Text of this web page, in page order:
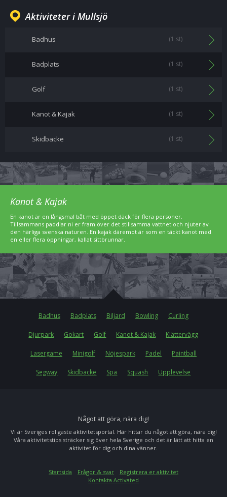
Aktiviteter i Mullsjö
Badhus (1 st)
Badplats (1 st)
Golf (1 st)
Kanot & Kajak (1 st)
Skidbacke (1 st)
Kanot & Kajak
En kanot är en långsmal båt med öppet däck för flera personer.
Tillsammans paddlar ni er fram över det stillsamma vattnet och njuter av
den härliga svenska naturen. En kajak däremot är som en täckt kanot med
en eller flera öppningar, kallat sittbrunnar.
Badhus Badplats Biljard Bowling Curling
Djurpark Gokart Golf Kanot & Kajak Klättervägg
Lasergame Minigolf Nöjespark Padel Paintball
Segway Skidbacke Spa Squash Upplevelse
Något att göra, nära dig!
Vi är Sveriges roligaste aktivitetsportal. Här hittar du något att göra, nära dig!
Våra aktivitetstips sträcker sig över hela Sverige och det är lätt att hitta en
aktivitet för dig och dina vänner.
Startsida Frågor & svar
Registrera er aktivitet
Kontakta Activated